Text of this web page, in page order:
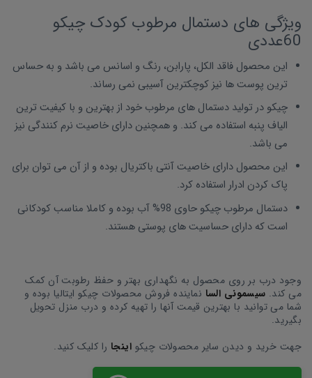
ویژگی های دستمال مرطوب کودک چیکو
60عددی
این محصول فاقد الکل، پارابن، رنگ و اسانس می باشد و به حساس
ترین پوست ها نیز کوچکترین آسیبی نمی رساند.
چیکو در تولید دستمال های مرطوب خود از بهترین و با کیفیت ترین
الیاف پنبه استفاده می کند. و همچنین دارای خاصیت نرم کنندگی نیز
می باشد.
این محصول دارای خاصیت آنتی باکتریال بوده و از آن می توان برای
پاک کردن ادرار استفاده کرد.
دستمال مرطوب چیکو حاوی 98% آب بوده و کاملا مناسب کودکانی
است که دارای حساسیت های پوستی هستند.
وجود درب بر روی محصول به نگهداری بهتر و حفظ رطوبت آن کمک
می کند. سیسمونی السا نماینده فروش محصولات چیکو ایتالیا بوده و
شما می توانید با بهترین قیمت آنها را تهیه کرده و درب منزل تحویل
بگیرید.
جهت خرید و دیدن سایر محصولات چیکو اینجا را کلیک کنید.